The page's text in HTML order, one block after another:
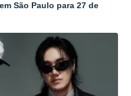
São Paulo para 27 de